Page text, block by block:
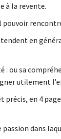
à la revente.
pouvoir
en
: ou sa
utilement
précis, en 4
dans